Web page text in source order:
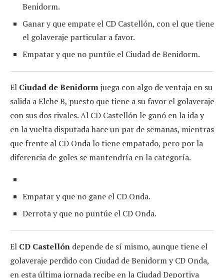
Benidorm.
Ganar y que empate el CD Castellón, con el que tiene
el golaveraje particular a favor.
Empatar y que no puntúe el Ciudad de Benidorm.
El Ciudad de Benidormjuega con algo de ventaja en su
salida a Elche B, puesto que tiene a su favor el golaveraje
con sus dos rivales. Al CD Castellón le ganó en la ida y
en la vuelta disputada hace un par de semanas, mientras
que frente al CD Onda lo tiene empatado, pero por la
diferencia de goles se mantendría en la categoría.
Empatar y que no gane el CD Onda.
Derrota y que no puntúe el CD Onda.
El CD Castellón depende de sí mismo, aunque tiene el
golaveraje perdido con Ciudad de Benidorm y CD Onda,
en esta última jornada recibe en la Ciudad Deportiva